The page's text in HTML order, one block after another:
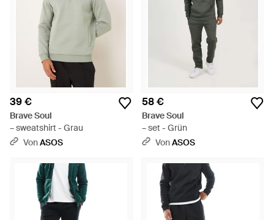
39 €
Brave Soul
– sweatshirt - Grau
VonASOS
58 €
Brave Soul
– set - Grün
VonASOS